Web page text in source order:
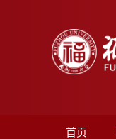
首页